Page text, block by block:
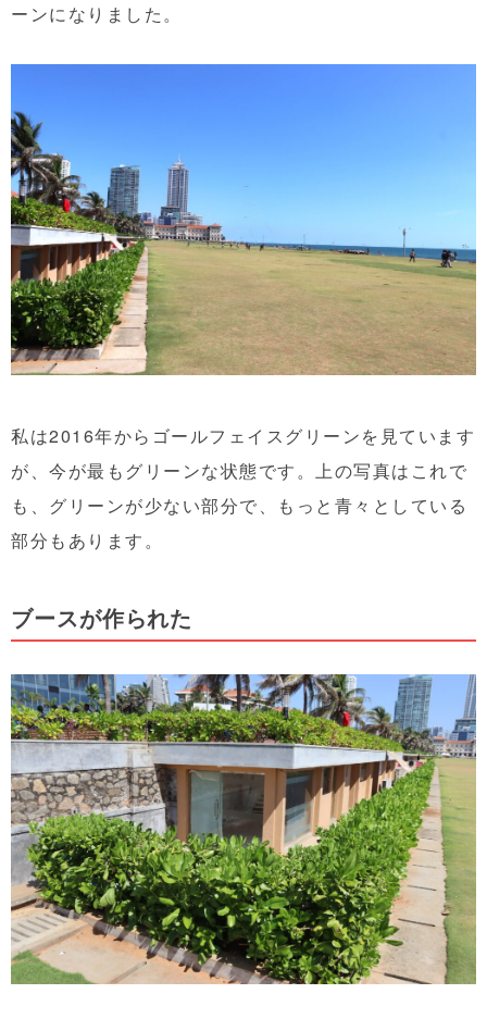
ーンになりました。
私は2016年からゴールフェイスグリーンを見ています
が、今が最もグリーンな状態です。上の写真はこれで
も、グリーンが少ない部分で、もっと青々としている
部分もあります。
ブースが作られた